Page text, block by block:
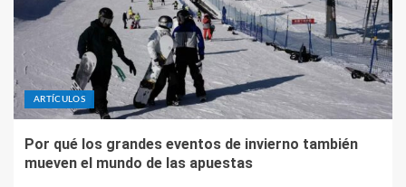
ARTÍCULOS
Por qué los grandes eventos de invierno también
mueven el mundo de las apuestas